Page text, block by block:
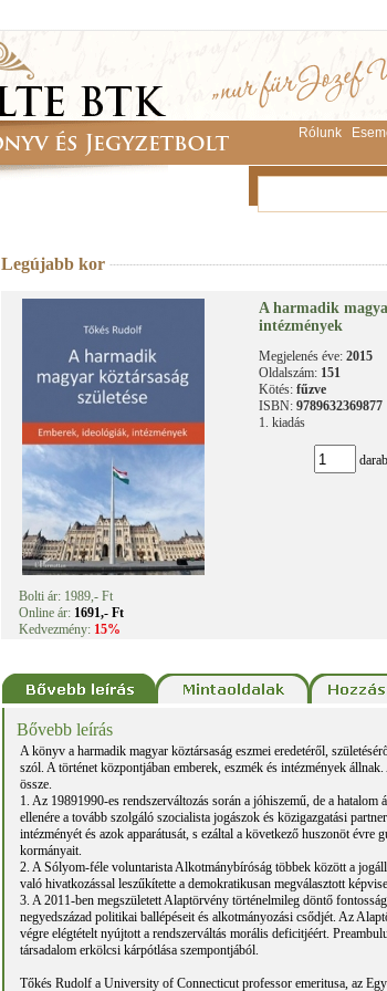
Rólunk
Legújabb kor
Bolti ár: 1989,- Ft
Online ár: 1691,- Ft
Kedvezmény: 15%
A harmadik
intézmények
Megjelenés éve: 2015
Oldalszám: 151
Kötés: fűzve
ISBN: 9789632369877
1. kiadás
Bővebb leírás
A könyv a harmadik magyar köztársaság eszmei eredetéről,
szól. A történet központjában emberek, eszmék és intézmények
össze.
1. Az 19891990-es rendszerváltozás során a jóhiszemű, de a
ellenére a tovább szolgáló szocialista jogászok és közigazgatási
intézményét és azok apparátusát, s ezáltal a következő huszonöt évre
kormányait.
2. A Sólyom-féle voluntarista Alkotmánybíróság többek között a
való hivatkozással leszűkítette a demokratikusan megválasztott
3. A 2011-ben megszületett Alaptörvény történelmileg döntő
negyedszázad politikai ballépéseit és alkotmányozási csődjét. Az
végre elégtételt nyújtott a rendszerváltás morális deficitjéért.
társadalom erkölcsi kárpótlása szempontjából.
Tőkés Rudolf a University of Connecticut professor emeritusa, az